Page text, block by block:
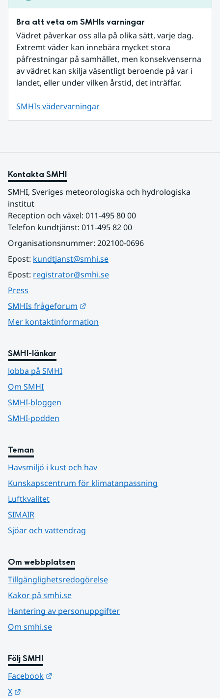
Bra att veta om SMHIs varningar
Vädret påverkar oss alla på olika sätt, varje dag.
Extremt väder kan innebära mycket stora
påfrestningar på samhället, men konsekvenserna
av vädret kan skilja väsentligt beroende på var i
landet, eller under vilken årstid, det inträffar.
SMHIs vädervarningar
Kontakta SMHI
SMHI, Sveriges meteorologiska och hydrologiska
institut
Reception och växel: 011-495 80 00
Telefon kundtjänst: 011-495 82 00
Organisationsnummer: 202100-0696
Epost: kundtjanst@smhi.se
Epost: registrator@smhi.se
Press
SMHIs frågeforum
Mer kontaktinformation
SMHI-länkar
Jobba på SMHI
Om SMHI
SMHI-bloggen
SMHI-podden
Teman
Havsmiljö i kust och hav
Kunskapscentrum för klimatanpassning
Luftkvalitet
SIMAIR
Sjöar och vattendrag
Om webbplatsen
Tillgänglighetsredogörelse
Kakor på smhi.se
Hantering av personuppgifter
Om smhi.se
Följ SMHI
Facebook
X